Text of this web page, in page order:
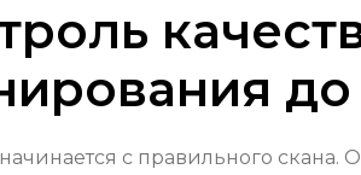
до
с правильного